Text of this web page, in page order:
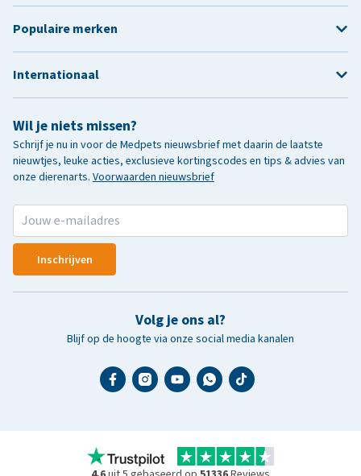
Wil je niets missen?
Schrijf je nu in voor de Medpets nieuwsbrief met daarin de laatste
nieuwtjes, leuke acties, exclusieve kortingscodes en tips & advies van
onze dierenarts. Voorwaarden nieuwsbrief
Inschrijven
Volg je ons al?
Blijf op de hoogte via onze social media kanalen
Populaire merken
Internationaal